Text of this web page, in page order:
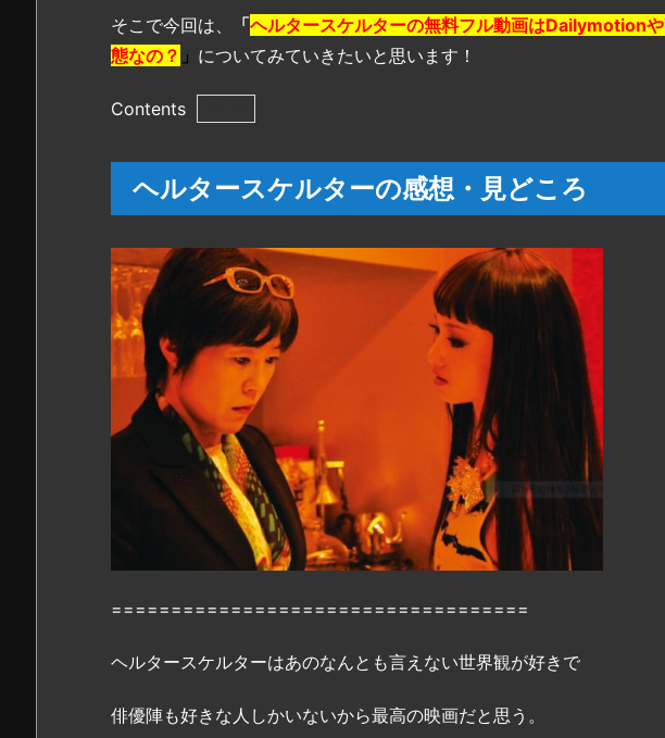
そこで今回は、 「ヘルタースケルターの無料フル動画はDailymotion
態なの？ 」 についてみていきたいと思います！
Contents
ヘ
ル
タ
ー
ス
ケ
ル
タ
ー
の
ろ
ル
ー
ヘルタースケルターの感想・見どころ
===================================
ヘルタースケルターはあのなんとも言えない世界観が好きで
俳優陣も好きな人しかいないから最高の映画だと思う。